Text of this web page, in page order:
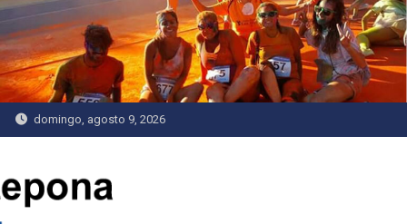
Saltar
al
contenido
domingo, agosto 9, 2026